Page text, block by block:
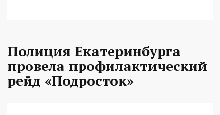
Полиция Екатеринбурга
провела профилактический
рейд «Подросток»